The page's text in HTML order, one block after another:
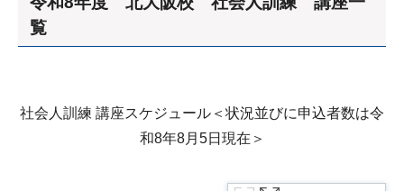
覧
社会人訓練 講座スケジュール＜状況並びに申込者数は令
和8年8月5日現在＞